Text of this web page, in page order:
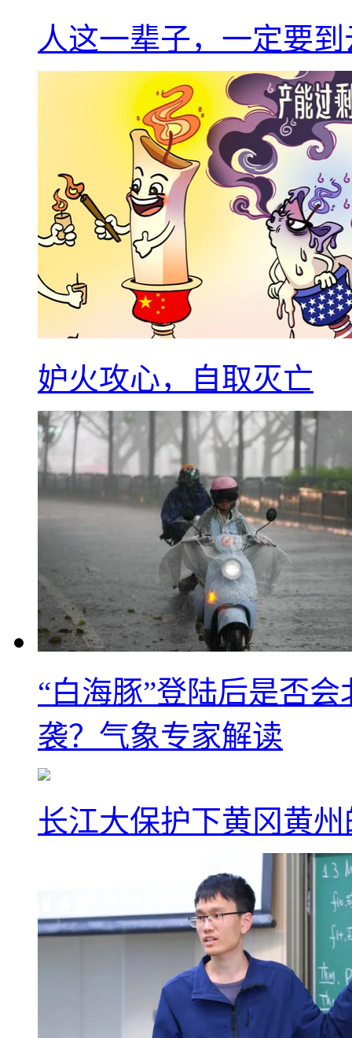
人这一辈子，一定要
妒火攻心，自取灭亡
“白海豚”登陆后是否
袭？气象专家解读
长江大保护下黄冈黄